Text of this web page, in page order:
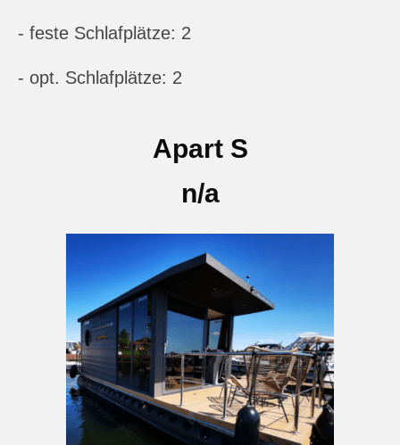
- feste Schlafplätze: 2
- opt. Schlafplätze: 2
Apart S
n/a